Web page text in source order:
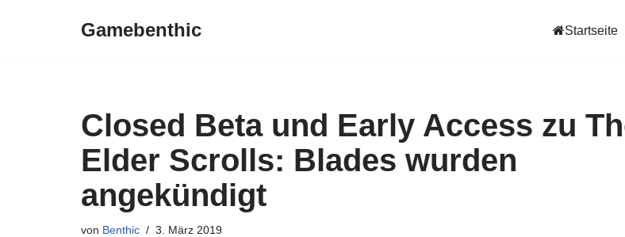
Gamebenthic Startseite
Closed Beta und Early Access zu
Elder Scrolls: Blades wurden
angekündigt
von Benthic 3. März 2019